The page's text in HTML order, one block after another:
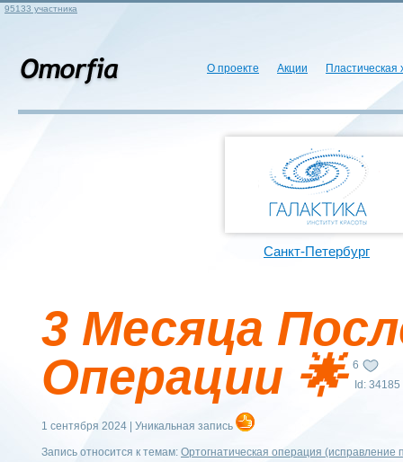
95133 участника
О проекте Акции Пластическая
Санкт-Петербург
3 Месяца
Операции 🌟
Id: 34185
6
1 сентября 2024 | Уникальная запись
Запись относится к темам: Ортогнатическая операция (исправление